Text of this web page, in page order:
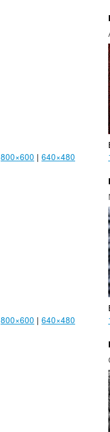
800×600 | 640×480
800×600 | 640×480